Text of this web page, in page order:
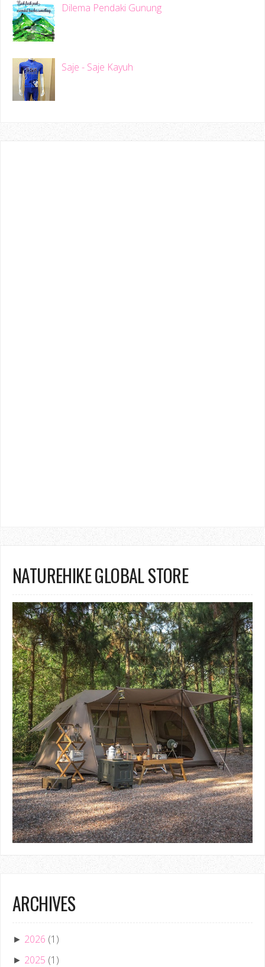
Dilema Pendaki Gunung
Saje - Saje Kayuh
NATUREHIKE GLOBAL STORE
ARCHIVES
► 2026 (1)
► 2025 (1)